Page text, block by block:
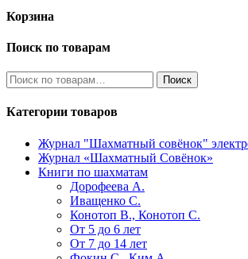
Корзина
Поиск по товарам
Искать: Поиск
Категории товаров
Журнал "Шахматный совёнок"
Журнал «Шахматный Совёнок»
Книги по шахматам
Дорофеева А.
Иващенко С.
Конотоп В., Конотоп С.
От 5 до 6 лет
От 7 до 14 лет